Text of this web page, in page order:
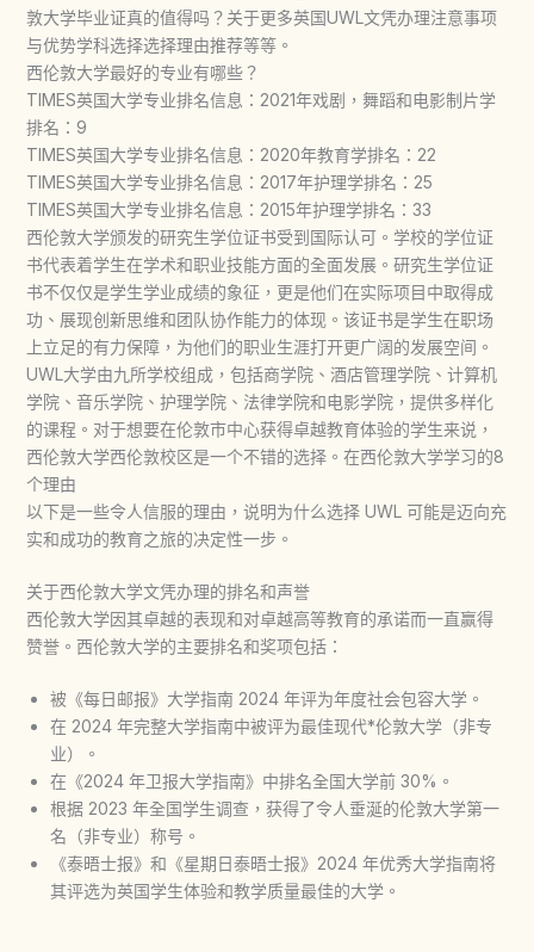
敦大学毕业证真的值得吗？关于更多英国UWL文凭办理注意事项
与优势学科选择选择理由推荐等等。
西伦敦大学最好的专业有哪些？
TIMES英国大学专业排名信息：2021年戏剧，舞蹈和电影制片学
排名：9
TIMES英国大学专业排名信息：2020年教育学排名：22
TIMES英国大学专业排名信息：2017年护理学排名：25
TIMES英国大学专业排名信息：2015年护理学排名：33
西伦敦大学颁发的研究生学位证书受到国际认可。学校的学位证
书代表着学生在学术和职业技能方面的全面发展。研究生学位证
书不仅仅是学生学业成绩的象征，更是他们在实际项目中取得成
功、展现创新思维和团队协作能力的体现。该证书是学生在职场
上立足的有力保障，为他们的职业生涯打开更广阔的发展空间。
UWL大学由九所学校组成，包括商学院、酒店管理学院、计算机
学院、音乐学院、护理学院、法律学院和电影学院，提供多样化
的课程。对于想要在伦敦市中心获得卓越教育体验的学生来说，
西伦敦大学西伦敦校区是一个不错的选择。在西伦敦大学学习的8
个理由
以下是一些令人信服的理由，说明为什么选择 UWL 可能是迈向充
实和成功的教育之旅的决定性一步。
关于西伦敦大学文凭办理的排名和声誉
西伦敦大学因其卓越的表现和对卓越高等教育的承诺而一直赢得
赞誉。西伦敦大学的主要排名和奖项包括：
被《每日邮报》大学指南 2024 年评为年度社会包容大学。
在 2024 年完整大学指南中被评为最佳现代*伦敦大学（非专
业）。
在《2024 年卫报大学指南》中排名全国大学前 30%。
根据 2023 年全国学生调查，获得了令人垂涎的伦敦大学第一
名（非专业）称号。
《泰晤士报》和《星期日泰晤士报》2024 年优秀大学指南将
其评选为英国学生体验和教学质量最佳的大学。